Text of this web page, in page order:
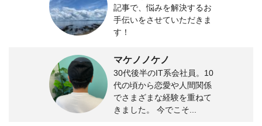
記事で、悩みを解決するお
手伝いをさせていただきま
す！
マケノノケノ
30代後半のIT系会社員。10
代の頃から恋愛や人間関係
でさまざまな経験を重ねて
きました。 今でこそ...